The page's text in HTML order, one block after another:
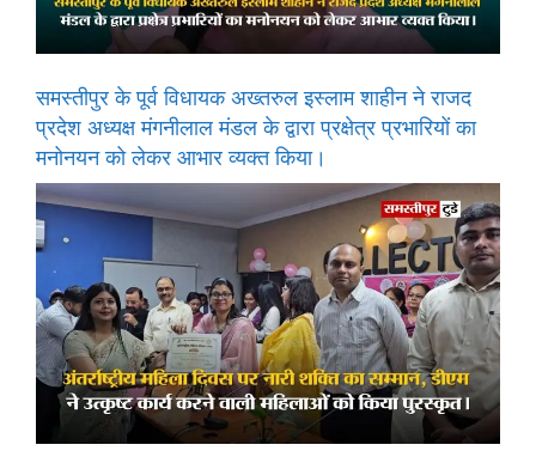
समस्तीपुर के पूर्व विधायक अख्तरुल इस्लाम शाहीन ने राजद
प्रदेश अध्यक्ष मंगनीलाल मंडल के द्वारा प्रक्षेत्र प्रभारियों का
मनोनयन को लेकर आभार व्यक्त किया।